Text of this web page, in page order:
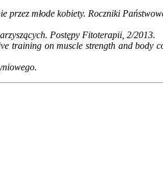
młode kobiety. Roczniki
Postępy Fitoterapii, 2/2013.
training on muscle strength and body